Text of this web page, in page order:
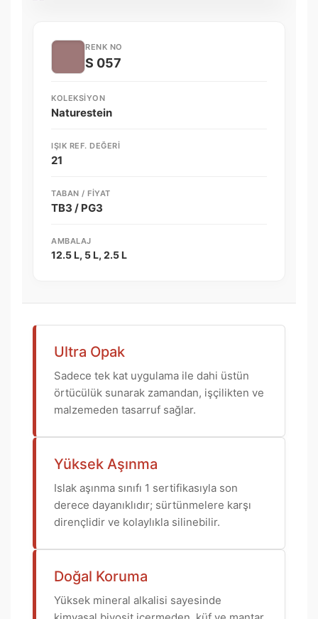
RENK NO
S 057
KOLEKSIYON
Naturestein
IŞIK REF. DEĞERI
21
TABAN / FIYAT
TB3 / PG3
AMBALAJ
12.5 L, 5 L, 2.5 L
Ultra Opak
Sadece tek kat uygulama ile dahi üstün
örtücülük sunarak zamandan, işçilikten ve
malzemeden tasarruf sağlar.
Yüksek Aşınma
Islak aşınma sınıfı 1 sertifikasıyla son
derece dayanıklıdır; sürtünmelere karşı
dirençlidir ve kolaylıkla silinebilir.
Doğal Koruma
Yüksek mineral alkalisi sayesinde